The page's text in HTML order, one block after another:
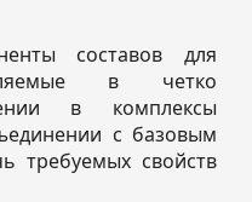
составов для
в четко
в комплексы
с базовым
требуемых свойств